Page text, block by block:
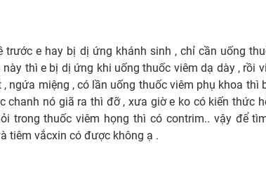
trước e hay bị dị ứng khánh sinh , chỉ cần uống
thì e bị dị ứng khi uống thuốc viêm dạ dày , rồi
ngứa miệng , có lần uống thuốc viêm phụ khoa thì
chanh nó giã ra thì đỡ , xưa giờ e ko có kiến thức
trong thuốc viêm họng thì có contrim.. vậy để
tiêm vắcxin có được không ạ .